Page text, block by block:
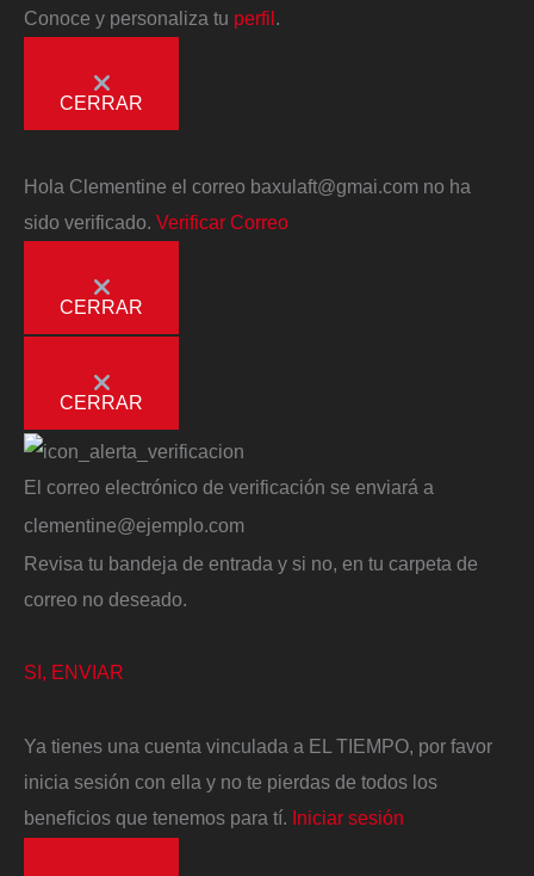
Conoce y personaliza tu perfil
CERRAR
Hola Clementine el correo baxulaft@gmai.com no ha
sido verificado. Verificar Correo
CERRAR
CERRAR
El correo electrónico de verificación se enviará a
clementine@ejemplo.com
Revisa tu bandeja de entrada y si no, en tu carpeta de
correo no deseado.
SI, ENVIAR
Ya tienes una cuenta vinculada a EL TIEMPO, por favor
inicia sesión con ella y no te pierdas de todos los
beneficios que tenemos para tí. Iniciar sesión